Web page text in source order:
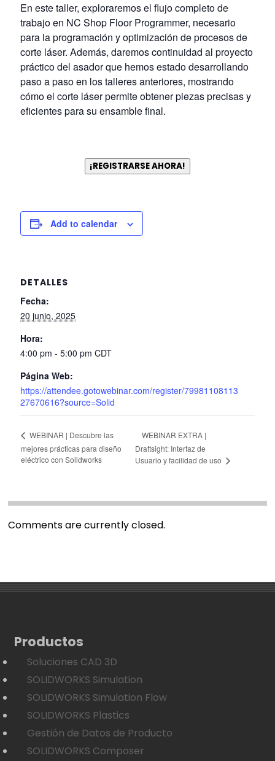
En este taller, exploraremos el flujo completo de
trabajo en NC Shop Floor Programmer, necesario
para la programación y optimización de procesos de
corte láser. Además, daremos continuidad al proyecto
práctico del asador que hemos estado desarrollando
paso a paso en los talleres anteriores, mostrando
cómo el corte láser permite obtener piezas precisas y
eficientes para su ensamble final.
¡REGISTRARSE AHORA!
Add to calendar
DETALLES
Fecha:
20 junio, 2025
Hora:
4:00 pm - 5:00 pm CDT
Página Web:
https://attendee.gotowebinar.com/register/79981108113
27670616?source=Solid
WEBINAR | Descubre las
mejores prácticas para diseño
eléctrico con Solidworks
WEBINAR EXTRA |
Draftsight: Interfaz de
Usuario y facilidad de uso
Comments are currently closed.
Productos
Soluciones CAD 3D
SOLIDWORKS Simulation
SOLIDWORKS Simulation Flow
SOLIDWORKS Plastics
Gestión de Datos de Producto
SOLIDWORKS Composer